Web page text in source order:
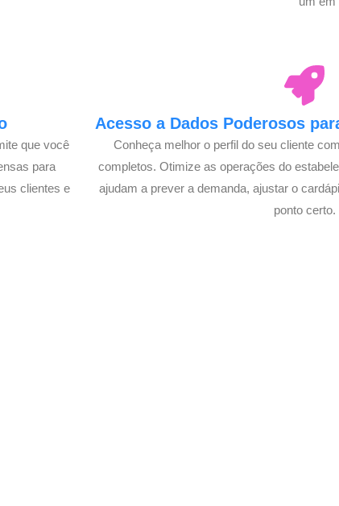
que você
para
clientes e
Acesso a Dados Poderosos
Conheça melhor o perfil do seu cliente
completos. Otimize as operações do
ajudam a prever a demanda, ajustar o
ponto certo.